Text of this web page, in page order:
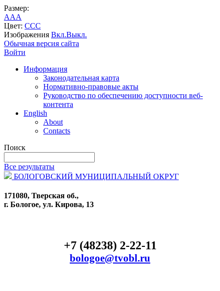
Размер:
AAA
Цвет: CCC
Изображения Вкл.Выкл.
Обычная версия сайта
Войти
Информация
Законодательная карта
Нормативно-правовые акты
Руководство по обеспечению доступности веб-
контента
English
About
Contacts
Поиск
Все результаты
БОЛОГОВСКИЙ МУНИЦИПАЛЬНЫЙ ОКРУГ
171080, Тверская об.,
г. Бологое, ул. Кирова, 13
+7 (48238) 2-22-11
bologoe@tvobl.ru